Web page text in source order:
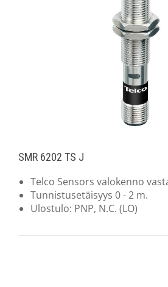
SMR 6202 TS J
Telco Sensors valokenno
Tunnistusetäisyys 0 - 2 m.
Ulostulo: PNP, N.C. (LO)